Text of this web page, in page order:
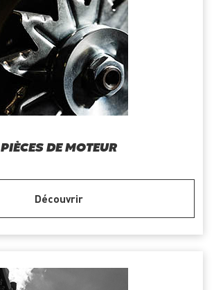
PIÈCES DE MOTEUR
Découvrir